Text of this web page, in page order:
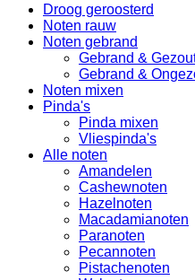
Droog geroosterd
Noten rauw
Noten gebrand
Gebrand &
Gebrand &
Noten mixen
Pinda's
Pinda mixen
Vliespinda's
Alle noten
Amandelen
Cashewnoten
Hazelnoten
Macadamianoten
Paranoten
Pecannoten
Pistachenoten